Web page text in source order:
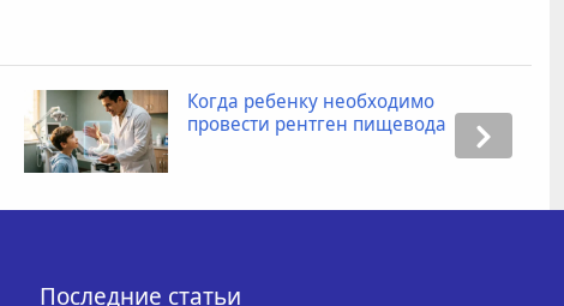
Когда ребенку необходимо
провести рентген пищевода
Последние статьи